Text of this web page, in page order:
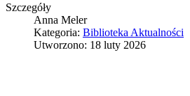
Szczegóły
Anna Meler
Kategoria: Biblioteka Aktualności
Utworzono: 18 luty 2026